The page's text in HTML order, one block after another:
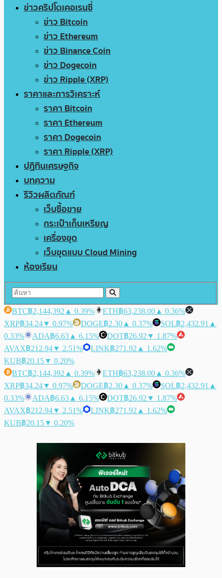
ข่าวคริปโตเคอเรนซี่
ข่าว Bitcoin
ข่าว Ethereum
ข่าว Binance Coin
ข่าว Dogecoin
ข่าว Ripple (XRP)
ราคาและการวิเคราะห์
ราคา Bitcoin
ราคา Ethereum
ราคา Dogecoin
ราคา Ripple (XRP)
ปฏิทินเศรษฐกิจ
บทความ
รีวิวผลิตภัณฑ์
เว็บซื้อขาย
กระเป๋าเก็บเหรียญ
เครื่องขุด
เว็บขุดแบบ Cloud Mining
ห้องเรียน
BTC฿2,144,392 ▲ 0.39% ETH฿63,238.00 ▲ 0.36%
XRP฿34.24▼ 0.97% DOGE฿2.30 ▲ 0.37% SOL฿2,432.91 ▲
0.33%
ADA฿6.63 ▲ 6.15% DOT฿26.92 ▼ 1.87%
AVAX฿212.94▼ 2.51% LINK฿271.92 ▲ 1.62%
KUB฿20.15▼ 0.20%
BTC฿2,144,392 ▲ 0.39% ETH฿63,238.00 ▲ 0.36%
XRP฿34.24▼ 0.97% DOGE฿2.30 ▲ 0.37% SOL฿2,432.91 ▲
0.33%
ADA฿6.63 ▲ 6.15% DOT฿26.92 ▼ 1.87%
AVAX฿212.94▼ 2.51% LINK฿271.92 ▲ 1.62%
KUB฿20.15▼ 0.20%